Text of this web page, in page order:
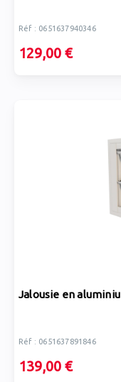
Réf : 0651637940346
129,00 €
Jalousie en
Réf : 0651637891846
139,00 €